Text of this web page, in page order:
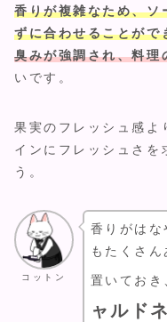
香りが複雑なため、ソ
ずに合わせることがで
臭みが強調され、料理
いです。
果実のフレッシュ感よ
インにフレッシュさを
う。
コットン
香りがは
もたくさ
置いてお
ャルド